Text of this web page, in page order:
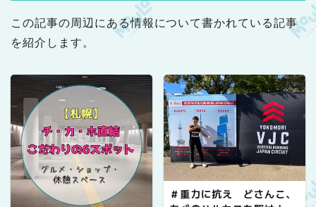
この記事の周辺にある情報について書かれている記事
を紹介します。
＃重力に抗え どさんこ、